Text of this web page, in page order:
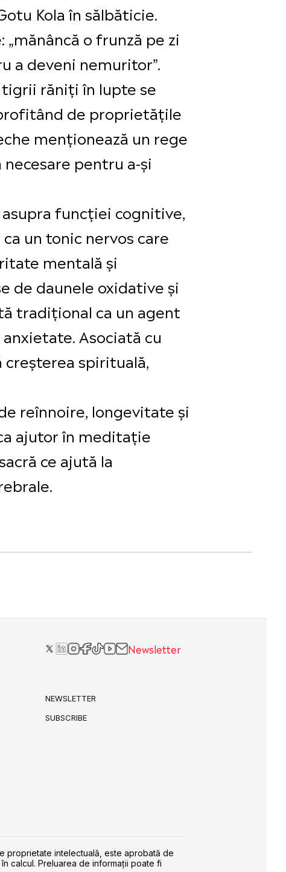
Kola în sălbăticie.
o frunză pe zi
a deveni nemuritor”.
tigrii răniți în lupte se
de proprietățile
menționează un rege
pentru a-și
funcției cognitive,
un tonic nervos care
mentală și
de daunele oxidative și
tradițional ca un agent
Asociată cu
creșterea spirituală,
reînnoire, longevitate și
ajutor în meditație
ce ajută la
Newsletter
NEWSLETTER
SUBSCRIBE
proprietate intelectuală, este aprobată de
calcul. Preluarea de informaţii poate fi